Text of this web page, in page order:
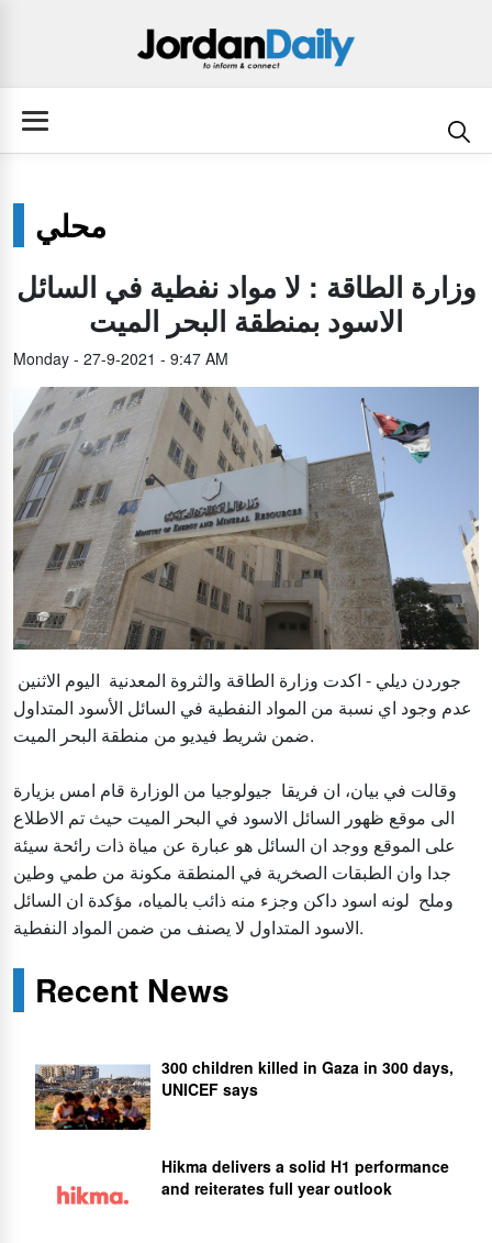
محلي
وزارة الطاقة : لا مواد نفطية في السائل
الاسود بمنطقة البحر الميت
Monday - 27-9-2021 - 9:47 AM
جوردن ديلي - اكدت وزارة الطاقة والثروة المعدنية اليوم الاثنين
عدم وجود اي نسبة من المواد النفطية في السائل الأسود المتداول
ضمن شريط فيديو من منطقة البحر الميت.
وقالت في بيان، ان فريقا جيولوجيا من الوزارة قام امس بزيارة
الى موقع ظهور السائل الاسود في البحر الميت حيث تم الاطلاع
على الموقع ووجد ان السائل هو عبارة عن مياة ذات رائحة سيئة
جدا وان الطبقات الصخرية في المنطقة مكونة من طمي وطين
وملح لونه اسود داكن وجزء منه ذائب بالمياه، مؤكدة ان السائل
الاسود المتداول لا يصنف من ضمن المواد النفطية.
Recent News
300 children killed in Gaza in 300 days,
UNICEF says
Hikma delivers a solid H1 performance
and reiterates full year outlook